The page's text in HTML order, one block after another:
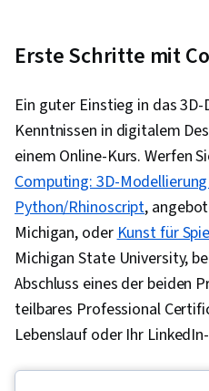
Erste Schritte mit
Ein guter Einstieg in das
Kenntnissen in digitalem
einem Online-Kurs. Werfen
Computing: 3D-
Python/Rhinoscript,
Michigan, oderKunst für
Michigan State University,
Abschluss eines der beiden
teilbares Professional
Lebenslauf oder Ihr